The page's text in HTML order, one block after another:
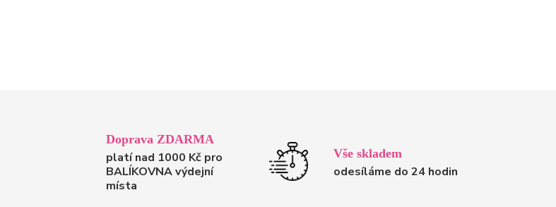
Doprava ZDARMA
platí nad 1000 Kč pro
BALÍKOVNA výdejní
místa
Vše skladem
odesíláme do 24 hodin